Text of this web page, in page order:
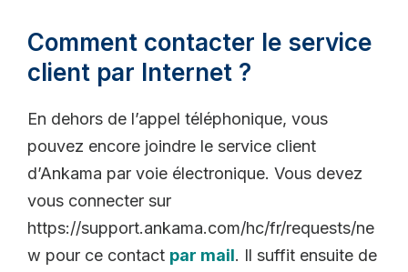
Comment contacter le service
client par Internet ?
En dehors de l’appel téléphonique, vous
pouvez encore joindre le service client
d’Ankama par voie électronique. Vous devez
vous connecter sur
https://support.ankama.com/hc/fr/requests/ne
w pour ce contact par mail. Il suffit ensuite de